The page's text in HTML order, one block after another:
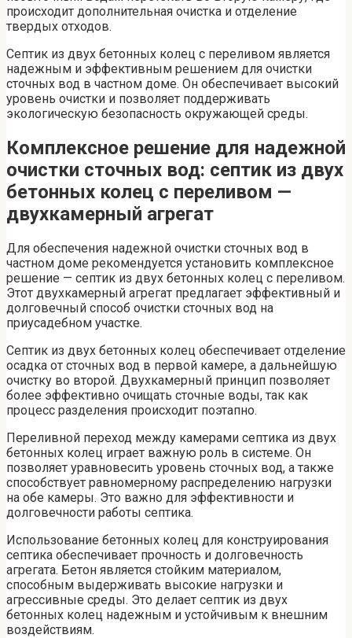
происходит дополнительная очистка и отделение
твердых отходов.
Септик из двух бетонных колец с переливом является
надежным и эффективным решением для очистки
сточных вод в частном доме. Он обеспечивает высокий
уровень очистки и позволяет поддерживать
экологическую безопасность окружающей среды.
Комплексное решение для надежной
очистки сточных вод: септик из двух
бетонных колец с переливом —
двухкамерный агрегат
Для обеспечения надежной очистки сточных вод в
частном доме рекомендуется установить комплексное
решение — септик из двух бетонных колец с переливом.
Этот двухкамерный агрегат предлагает эффективный и
долговечный способ очистки сточных вод на
приусадебном участке.
Септик из двух бетонных колец обеспечивает отделение
осадка от сточных вод в первой камере, а дальнейшую
очистку во второй. Двухкамерный принцип позволяет
более эффективно очищать сточные воды, так как
процесс разделения происходит поэтапно.
Переливной переход между камерами септика из двух
бетонных колец играет важную роль в системе. Он
позволяет уравновесить уровень сточных вод, а также
способствует равномерному распределению нагрузки
на обе камеры. Это важно для эффективности и
долговечности работы септика.
Использование бетонных колец для конструирования
септика обеспечивает прочность и долговечность
агрегата. Бетон является стойким материалом,
способным выдерживать высокие нагрузки и
агрессивные среды. Это делает септик из двух
бетонных колец надежным и устойчивым к внешним
воздействиям.